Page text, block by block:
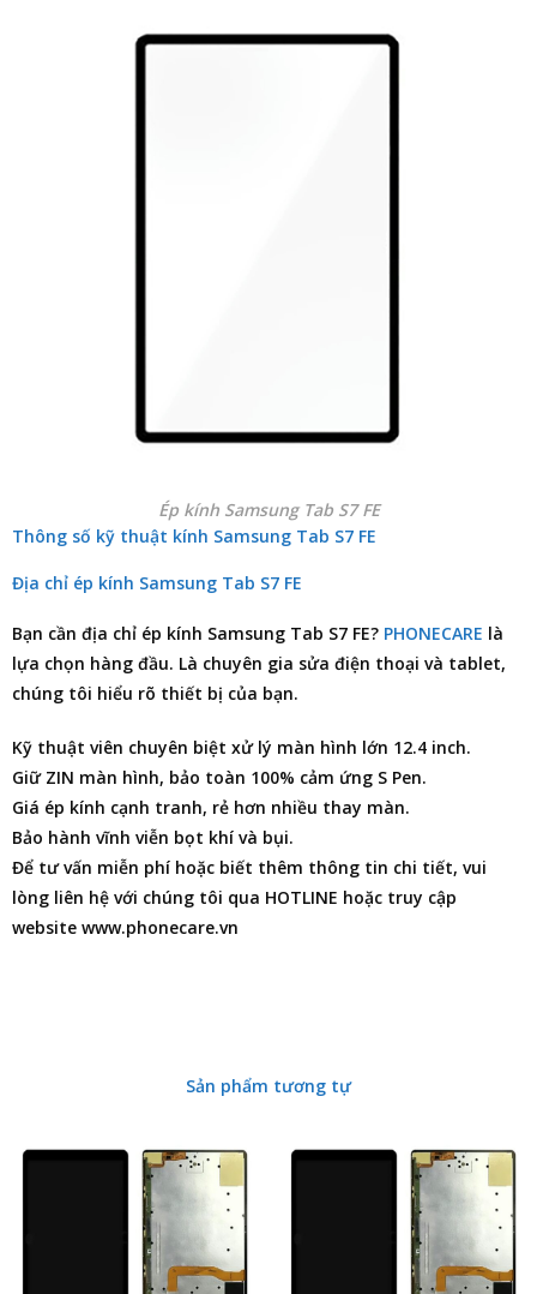
Ép kính Samsung Tab S7 FE
Thông số kỹ thuật kính Samsung Tab S7 FE
Địa chỉ ép kính Samsung Tab S7 FE
Bạn cần địa chỉ ép kính Samsung Tab S7 FE? PHONECARE là
lựa chọn hàng đầu. Là chuyên gia sửa điện thoại và tablet,
chúng tôi hiểu rõ thiết bị của bạn.
Kỹ thuật viên chuyên biệt xử lý màn hình lớn 12.4 inch.
Giữ ZIN màn hình, bảo toàn 100% cảm ứng S Pen.
Giá ép kính cạnh tranh, rẻ hơn nhiều thay màn.
Bảo hành vĩnh viễn bọt khí và bụi.
Để tư vấn miễn phí hoặc biết thêm thông tin chi tiết, vui
lòng liên hệ với chúng tôi qua HOTLINE hoặc truy cập
website www.phonecare.vn
Sản phẩm tương tự